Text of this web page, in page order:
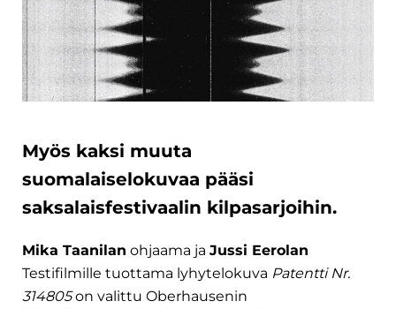
Myös kaksi muuta
suomalaiselokuvaa pääsi
saksalaisfestivaalin kilpasarjoihin.
Mika Taanilan ohjaama ja Jussi Eerolan
Testifilmille tuottama lyhytelokuva Patentti Nr.
314805on valittu Oberhausenin